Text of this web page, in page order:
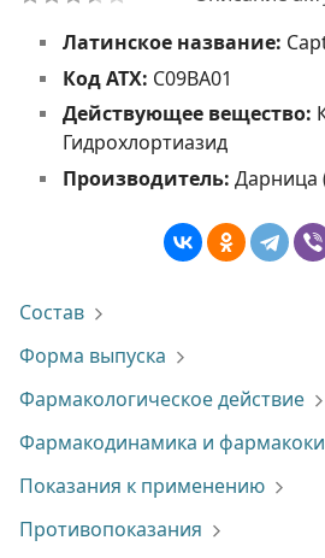
Латинское название:
Код АТХ: C09BA01
Действующее вещество:
Гидрохлортиазид
Производитель: Дарница
Состав
Форма выпуска
Фармакологическое действие
Фармакодинамика и
Показания к применению
Противопоказания